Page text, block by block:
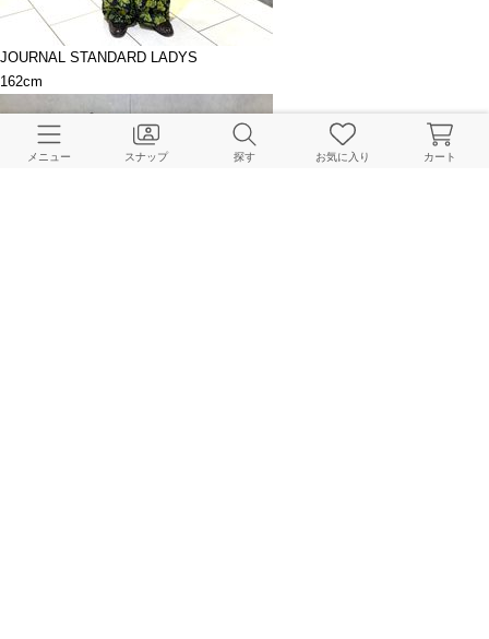
JOURNAL STANDARD LADYS
162cm
メニュー スナップ 探す お気に入り カート